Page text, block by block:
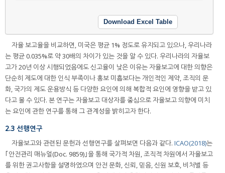
Download Excel Table
자율 보고율을 비교하면, 미국은 평균 1% 정도로 유지되고 있으나, 우리나라
는 평균 0.035%로 약 30배의 차이가 있는 것을 알 수 있다. 우리나라의 자율보
고가 20년 이상 시행되었음에도 신고율이 낮은 이유는 자율보고에 대한 의향은
단순히 제도에 대한 인식 부족이나 홍보 미흡보다는 개인적인 제약, 조직의 문
화, 국가의 제도 운용방식 등 다양한 요인에 의해 복합적 요인에 영향을 받고 있
다고 볼 수 있다. 본 연구는 자율보고 대상자를 중심으로 자율보고 의향에 미치
는 요인에 관한 연구를 통해 그 관계성을 밝히고자 한다.
2.3 선행연구
자율보고와 관련된 문헌과 선행연구를 살펴보면 다음과 같다. ICAO(2018)는
｢안전관리 매뉴얼(Doc. 9859)｣을 통해 국가적 차원, 조직적 차원에서 자율보고
를 위한 권고사항을 설명하였으며 안전 문화, 신뢰, 믿음, 신원 보호, 비처벌 등